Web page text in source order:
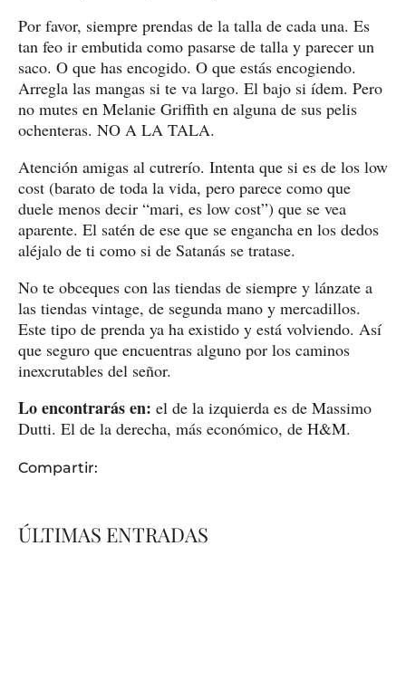
Por favor, siempre prendas de la talla de cada una. Es
tan feo ir embutida como pasarse de talla y parecer un
saco. O que has encogido. O que estás encogiendo.
Arregla las mangas si te va largo. El bajo si ídem. Pero
no mutes en Melanie Griffith en alguna de sus pelis
ochenteras. NO A LA TALA.
Atención amigas al cutrerío. Intenta que si es de los low
cost (barato de toda la vida, pero parece como que
duele menos decir “mari, es low cost”) que se vea
aparente. El satén de ese que se engancha en los dedos
aléjalo de ti como si de Satanás se tratase.
No te obceques con las tiendas de siempre y lánzate a
las tiendas vintage, de segunda mano y mercadillos.
Este tipo de prenda ya ha existido y está volviendo. Así
que seguro que encuentras alguno por los caminos
inexcrutables del señor.
Lo encontrarás en: el de la izquierda es de Massimo
Dutti. El de la derecha, más económico, de H&M.
Compartir:
ÚLTIMAS ENTRADAS